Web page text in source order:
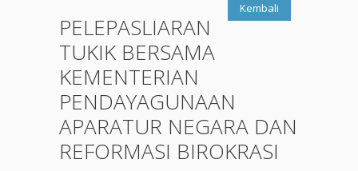
Kembali
PELEPASLIARAN
TUKIK BERSAMA
KEMENTERIAN
PENDAYAGUNAAN
APARATUR NEGARA DAN
REFORMASI BIROKRASI